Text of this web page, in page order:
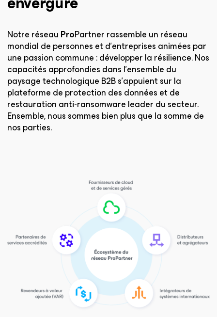
Notre réseau ProPartner rassemble un réseau
mondial de personnes et d’entreprises animées par
une passion commune : développer la résilience. Nos
capacités approfondies dans l’ensemble du
paysage technologique B2B s’appuient sur la
plateforme de protection des données et de
restauration anti-ransomware leader du secteur.
Ensemble, nous sommes bien plus que la somme de
nos parties.